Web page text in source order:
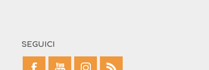
SEGUICI